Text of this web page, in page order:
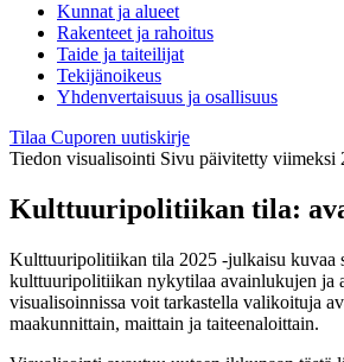
Kunnat ja alueet
Rakenteet ja rahoitus
Taide ja taiteilijat
Tekijänoikeus
Yhdenvertaisuus ja osallisuus
Tilaa Cuporen uutiskirje
Tiedon visualisointi Sivu päivitetty viimeksi
Kulttuuripolitiikan tila:
Kulttuuripolitiikan tila 2025 -julkaisu kuvaa
kulttuuripolitiikan nykytilaa avainlukujen ja
visualisoinnissa voit tarkastella valikoituja
maakunnittain, maittain ja taiteenaloittain.